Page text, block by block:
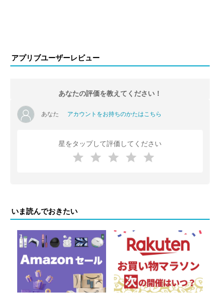
アプリブユーザーレビュー
あなたの評価を教えてください！
あなた アカウントをお持ちのかたはこちら
星をタップして評価してください
いま読んでおきたい